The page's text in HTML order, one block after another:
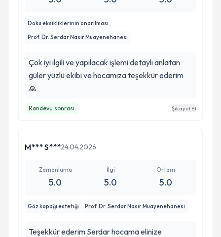
Doku eksikliklerinin onarılması
Prof. Dr. Serdar Nasır Muayenehanesi
Çok iyi ilgili ve yapılacak işlemi detaylı anlatan
güler yüzlü ekibi ve hocamıza teşekkür ederim
🙏
Randevu sonrası Şikayet Et
M*** S***24.04.2026
Zamanlama
5.0
İlgi
5.0
Ortam
5.0
Göz kapağı estetiği Prof. Dr. Serdar Nasır Muayenehanesi
Teşekkür ederim Serdar hocama elinize